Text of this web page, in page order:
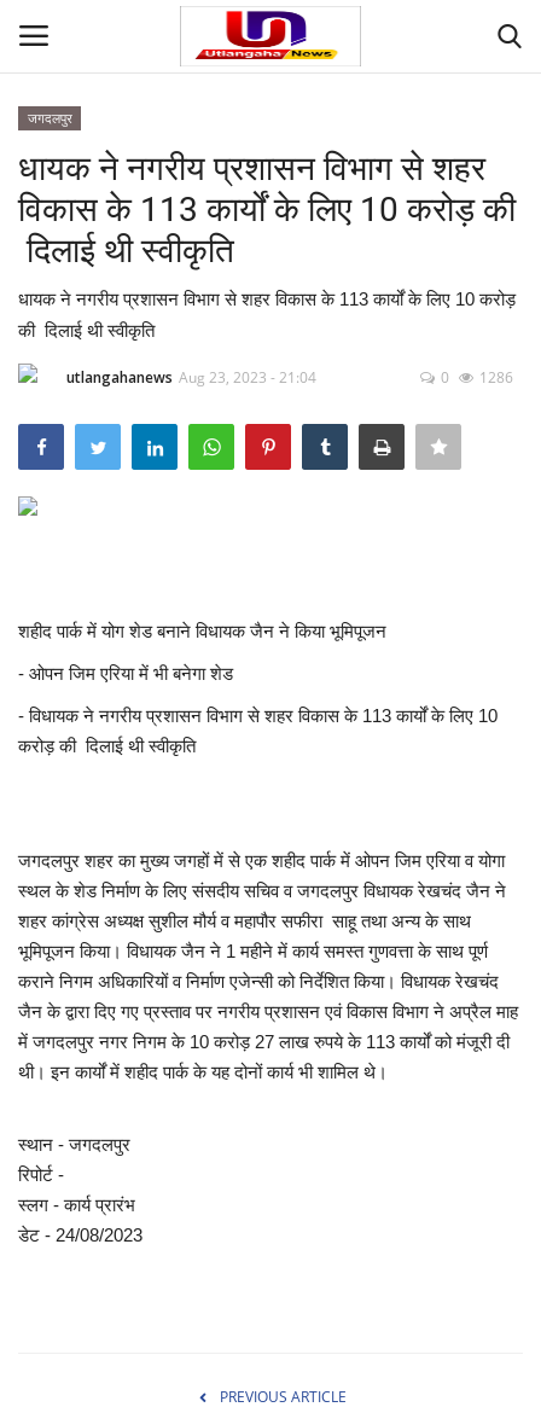
Home
देश
राज्य
दुनिया
टेक न्यूज
लाइफस्टाइल
जगदलपुर
धायक ने नगरीय प्रशासन विभाग से शहर
विकास के 113 कार्यों के लिए 10 करोड़ की
दिलाई थी स्वीकृति
धायक ने नगरीय प्रशासन विभाग से शहर विकास के 113 कार्यों के लिए 10 करोड़
की दिलाई थी स्वीकृति
utlangahanews Aug 23, 2023 - 21:04 0 1286
शहीद पार्क में योग शेड बनाने विधायक जैन ने किया भूमिपूजन
- ओपन जिम एरिया में भी बनेगा शेड
- विधायक ने नगरीय प्रशासन विभाग से शहर विकास के 113 कार्यों के लिए 10
करोड़ की दिलाई थी स्वीकृति
जगदलपुर शहर का मुख्य जगहों में से एक शहीद पार्क में ओपन जिम एरिया व योगा
स्थल के शेड निर्माण के लिए संसदीय सचिव व जगदलपुर विधायक रेखचंद जैन ने
शहर कांग्रेस अध्यक्ष सुशील मौर्य व महापौर सफीरा साहू तथा अन्य के साथ
भूमिपूजन किया। विधायक जैन ने 1 महीने में कार्य समस्त गुणवत्ता के साथ पूर्ण
कराने निगम अधिकारियों व निर्माण एजेन्सी को निर्देशित किया। विधायक रेखचंद
जैन के द्वारा दिए गए प्रस्ताव पर नगरीय प्रशासन एवं विकास विभाग ने अप्रैल माह
में जगदलपुर नगर निगम के 10 करोड़ 27 लाख रुपये के 113 कार्यों को मंजूरी दी
थी। इन कार्यों में शहीद पार्क के यह दोनों कार्य भी शामिल थे।
स्थान - जगदलपुर
रिपोर्ट -
स्लग - कार्य प्रारंभ
डेट - 24/08/2023
PREVIOUS ARTICLE